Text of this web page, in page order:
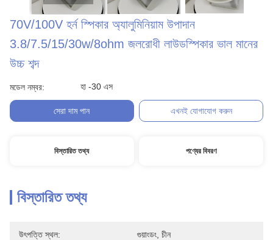
70V/100V হর্ন স্পিকার অ্যালুমিনিয়াম উপাদান
3.8/7.5/15/30w/8ohm জলরোধী লাউডস্পিকার ভাল মানের
উচ্চ শব্দ
মডেল নম্বর: হা -30 এস
সেরা দাম পান এখনই যোগাযোগ করুন
বিস্তারিত তথ্য পণ্যের বিবরণ
বিস্তারিত তথ্য
উৎপত্তি স্থল: গুয়াংডং, চীন